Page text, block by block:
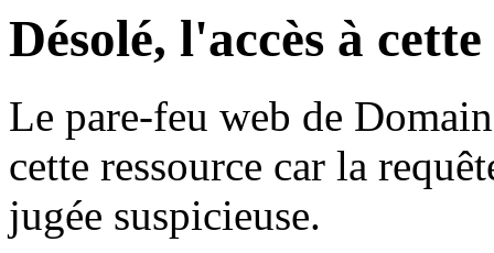
Désolé, l'accès à
Le pare-feu web de
cette ressource car la
jugée suspicieuse.